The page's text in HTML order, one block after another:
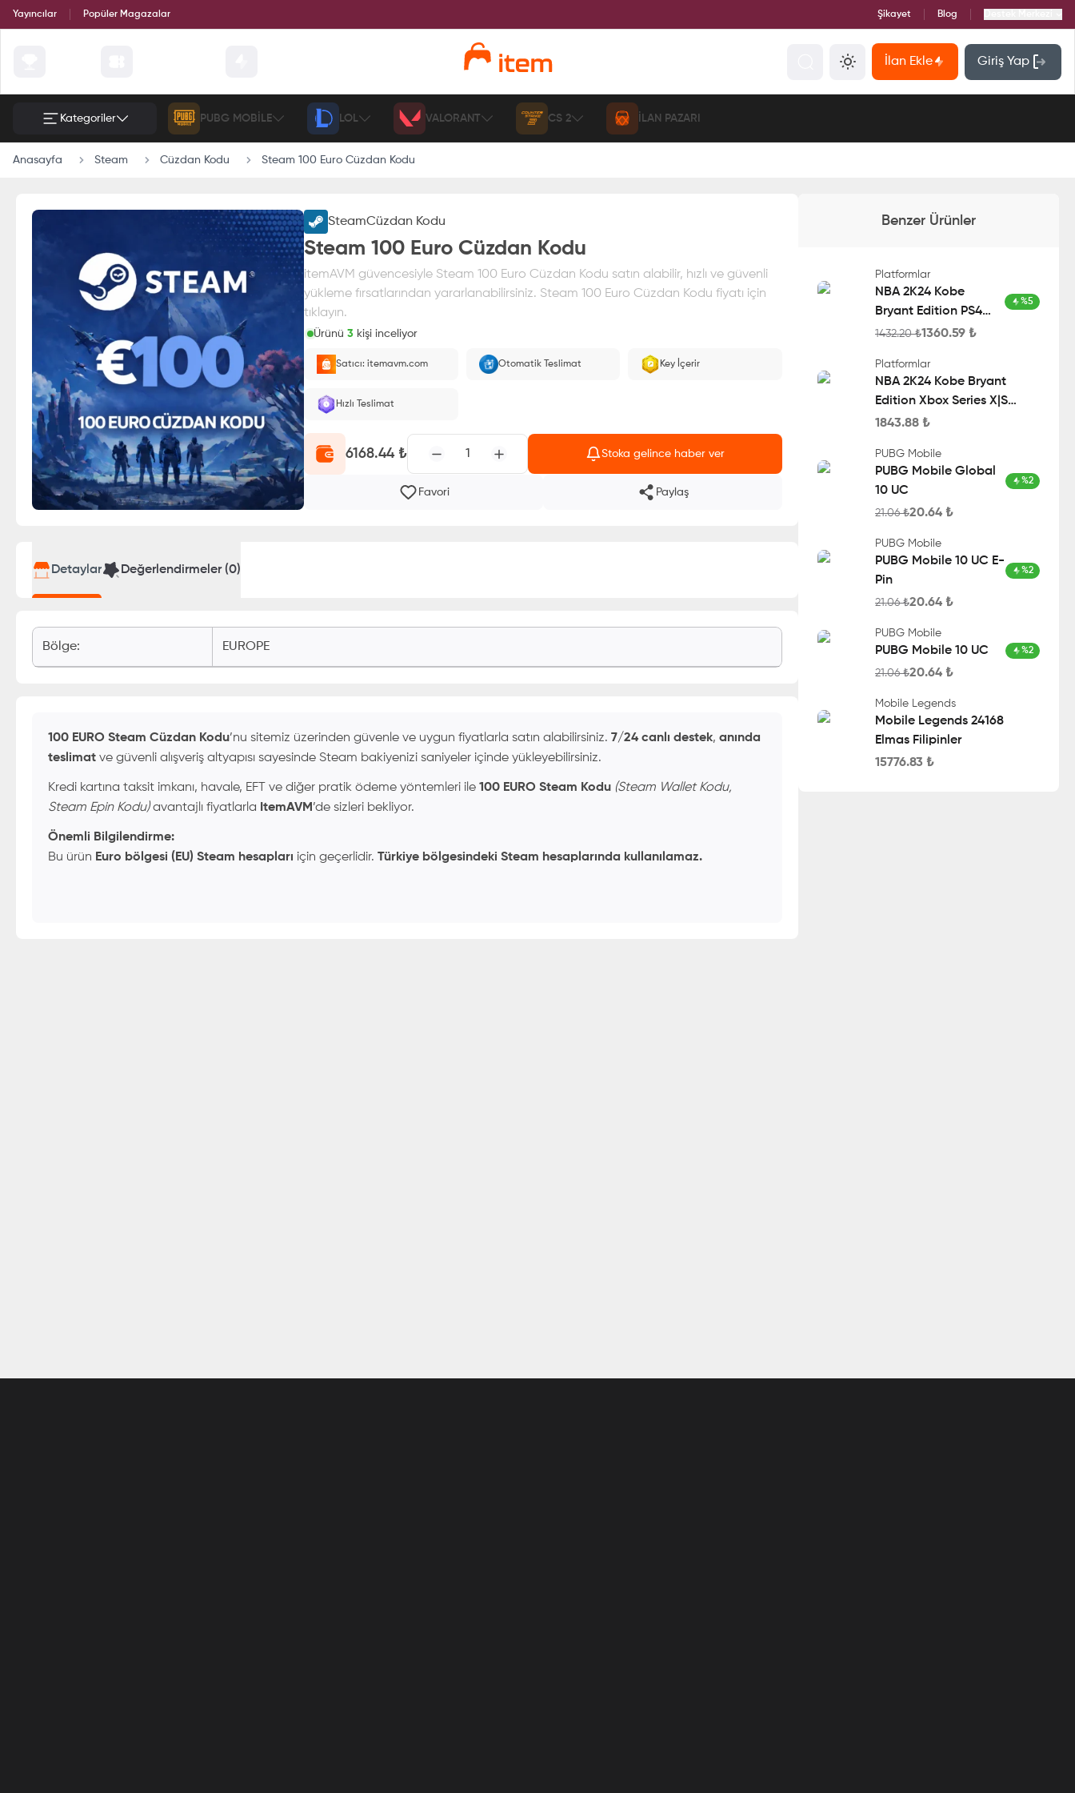
Yayıncılar Popüler Magazalar Şikayet Blog
İlan Ekle Giriş Yap
Kategoriler PUBG MOBILE LOL VALORANT CS 2 İLAN PAZARI
Anasayfa Steam Cüzdan Kodu Steam 100 Euro Cüzdan Kodu
SteamCüzdan Kodu
Steam 100 Euro Cüzdan Kodu
itemAVM güvencesiyle Steam 100 Euro Cüzdan Kodu satın alabilir, hızlı ve güvenli
yükleme fırsatlarından yararlanabilirsiniz. Steam 100 Euro Cüzdan Kodu fiyatı için
tıklayın.
Ürünü 3 kişi inceliyor
E-Pin olarak yüklenir.
Satıcı: itemavm.com Otomatik Teslimat Key İçerir
Hızlı Teslimat
6168.44₺ 1 Stoka gelince haber ver
Favori Paylaş
Detaylar Değerlendirmeler (0)
Bölge: EUROPE
100 EURO Steam Cüzdan Kodu’nu sitemiz üzerinden güvenle ve uygun fiyatlarla satın alabilirsiniz. 7/24 canlı destek, anında
teslimat ve güvenli alışveriş altyapısı sayesinde Steam bakiyenizi saniyeler içinde yükleyebilirsiniz.
Kredi kartına taksit imkanı, havale, EFT ve diğer pratik ödeme yöntemleri ile 100 EURO Steam Kodu (Steam Wallet Kodu,
Steam Epin Kodu)avantajlı fiyatlarla ItemAVM ’de sizleri bekliyor.
Önemli Bilgilendirme:
Bu ürün Euro bölgesi (EU) Steam hesapları için geçerlidir. Türkiye bölgesindeki Steam hesaplarında kullanılamaz.
Benzer Ürünler
Platformlar
NBA 2K24 Kobe
Bryant Edition PS4
Account
%5
1432.20₺1360.59 ₺
Platformlar
NBA 2K24 Kobe Bryant
Edition Xbox Series X|S
Account
1843.88 ₺
PUBG Mobile
PUBG Mobile Global
10 UC
%2
21.06₺20.64 ₺
PUBG Mobile
PUBG Mobile 10 UC E-
Pin
%2
21.06₺20.64 ₺
PUBG Mobile
PUBG Mobile 10 UC %2
21.06₺20.64 ₺
Mobile Legends
Mobile Legends 24168
Elmas Filipinler
15776.83 ₺